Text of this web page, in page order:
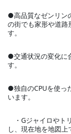
●高品質なゼンリン
の街でも家形や道路
す。
●交通状況の変化に
す。
●独自のCPUを使っ
います。
・Gジャイロやト
し、現在地を地図上